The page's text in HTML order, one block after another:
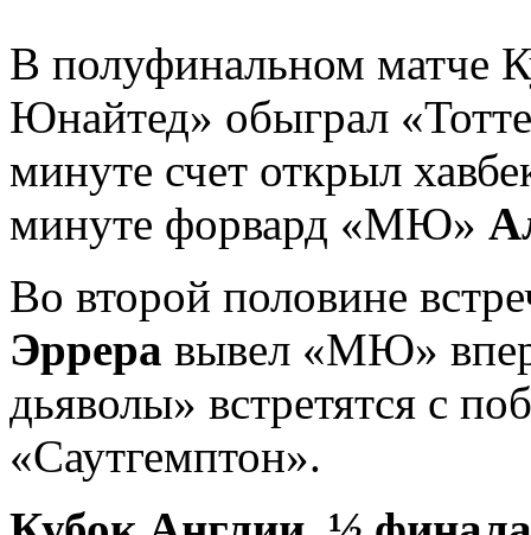
В полуфинальном матче
Юнайтед» обыграл
минуте счет открыл
минуте форвард «МЮ»
Во второй половине
Эррера вывел «МЮ»
дьяволы» встретятся с
«Саутгемптон».